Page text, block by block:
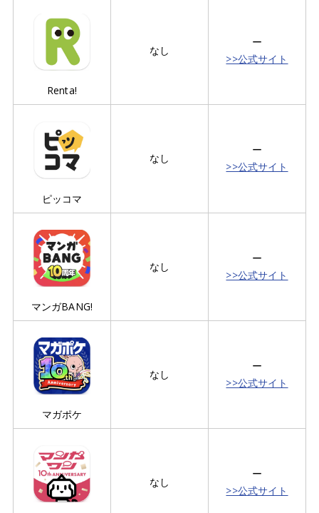
Renta!
なし
ー
>>公式サイト
ピッコマ
なし
ー
>>公式サイト
マンガBANG!
なし
ー
>>公式サイト
マガポケ
なし
ー
>>公式サイト
なし
ー
>>公式サイト